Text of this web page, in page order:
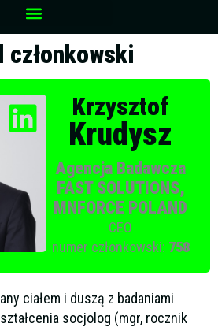
członkowski
Krzysztof
Krudysz
Agencja Badawcza
FAST SOLUTIONS,
MNFORCE POLAND
CEO
numer członkowski: 758
ciałem i duszą z badaniami
socjolog (mgr, rocznik